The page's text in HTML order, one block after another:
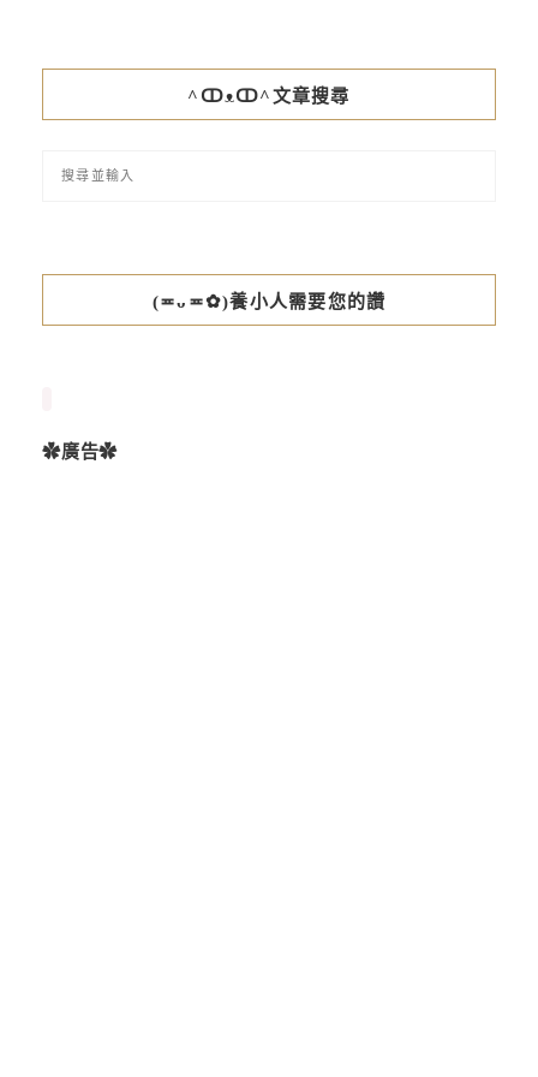
^ↀᴥↀ^文章搜尋
(≖ᴗ≖✿)養小人需要您的讚
✿廣告✿